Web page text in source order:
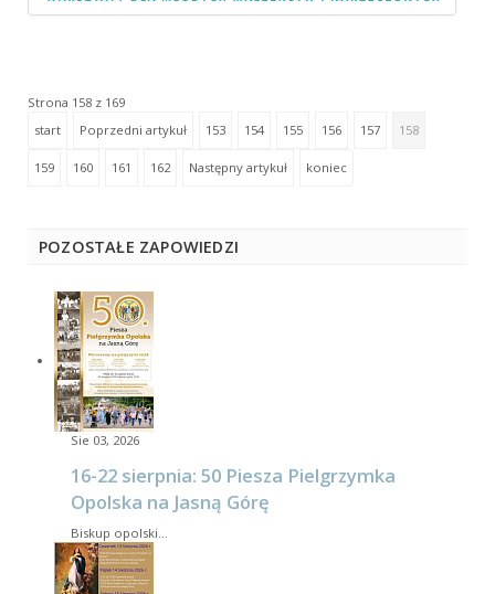
Strona 158 z 169
start
Poprzedni artykuł 153 154 155 156 157 158
159 160 161 162 Następny artykuł koniec
POZOSTAŁE ZAPOWIEDZI
Sie 03, 2026
16-22 sierpnia: 50 Piesza Pielgrzymka
Opolska na Jasną Górę
Biskup opolski…